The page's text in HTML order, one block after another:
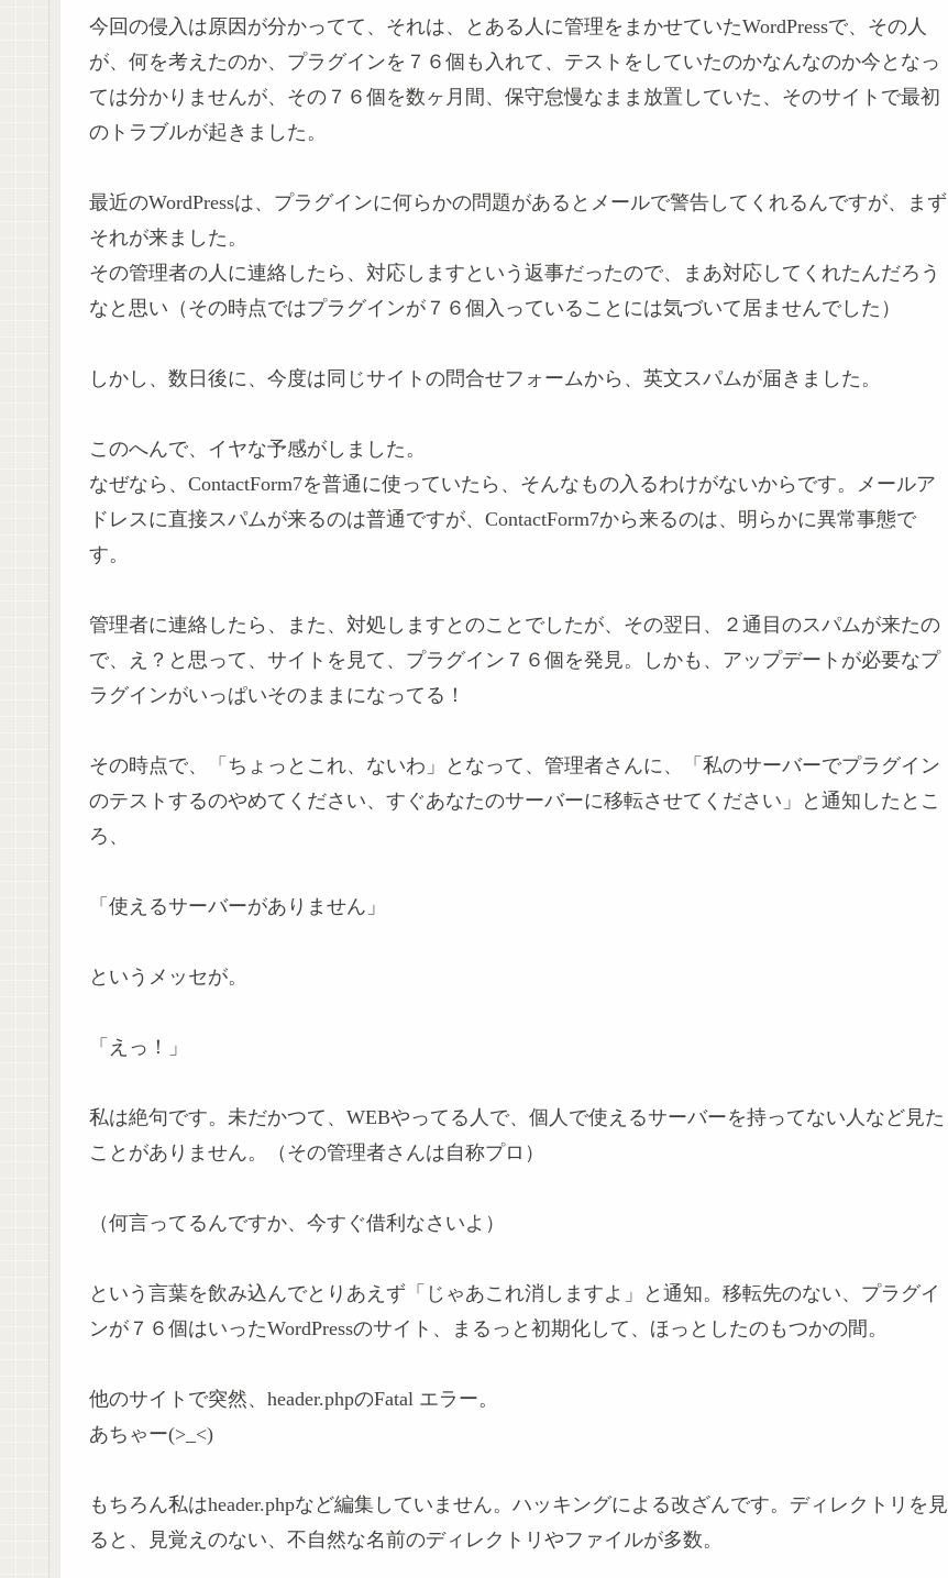
今回の侵入は原因が分かってて、それは、とある人に管理をまかせていたWordPressで、その人
が、何を考えたのか、プラグインを７６個も入れて、テストをしていたのかなんなのか今となっ
ては分かりませんが、その７６個を数ヶ月間、保守怠慢なまま放置していた、そのサイトで最初
のトラブルが起きました。
最近のWordPressは、プラグインに何らかの問題があるとメールで警告してくれるんですが、まず
それが来ました。
その管理者の人に連絡したら、対応しますという返事だったので、まあ対応してくれたんだろう
なと思い（その時点ではプラグインが７６個入っていることには気づいて居ませんでした）
しかし、数日後に、今度は同じサイトの問合せフォームから、英文スパムが届きました。
このへんで、イヤな予感がしました。
なぜなら、ContactForm7を普通に使っていたら、そんなもの入るわけがないからです。メールア
ドレスに直接スパムが来るのは普通ですが、ContactForm7から来るのは、明らかに異常事態で
す。
管理者に連絡したら、また、対処しますとのことでしたが、その翌日、２通目のスパムが来たの
で、え？と思って、サイトを見て、プラグイン７６個を発見。しかも、アップデートが必要なプ
ラグインがいっぱいそのままになってる！
その時点で、「ちょっとこれ、ないわ」となって、管理者さんに、「私のサーバーでプラグイン
のテストするのやめてください、すぐあなたのサーバーに移転させてください」と通知したとこ
ろ、
「使えるサーバーがありません」
というメッセが。
「えっ！」
私は絶句です。未だかつて、WEBやってる人で、個人で使えるサーバーを持ってない人など見た
ことがありません。（その管理者さんは自称プロ）
（何言ってるんですか、今すぐ借利なさいよ）
という言葉を飲み込んでとりあえず「じゃあこれ消しますよ」と通知。移転先のない、プラグイ
ンが７６個はいったWordPressのサイト、まるっと初期化して、ほっとしたのもつかの間。
他のサイトで突然、header.phpのFatal エラー。
あちゃー(>_<)
もちろん私はheader.phpなど編集していません。ハッキングによる改ざんです。ディレクトリを見
ると、見覚えのない、不自然な名前のディレクトリやファイルが多数。